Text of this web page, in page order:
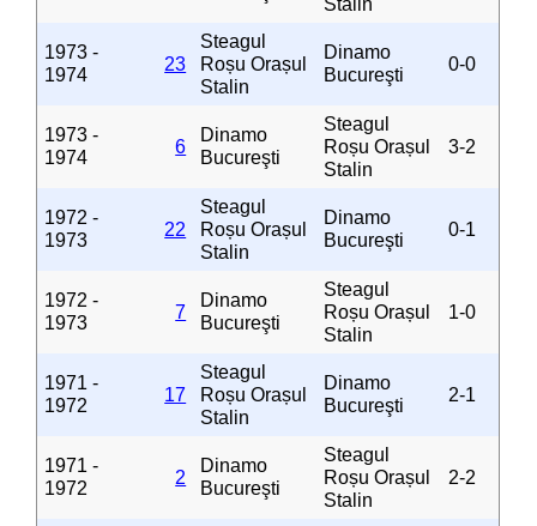
Stalin
1973 -
1974
23
Steagul
Roșu Orașul
Stalin
Dinamo
Bucureşti
0-0
1973 -
1974
6
Dinamo
Bucureşti
Steagul
Roșu Orașul
Stalin
3-2
1972 -
1973
22
Steagul
Roșu Orașul
Stalin
Dinamo
Bucureşti
0-1
1972 -
1973
7
Dinamo
Bucureşti
Steagul
Roșu Orașul
Stalin
1-0
1971 -
1972
17
Steagul
Roșu Orașul
Stalin
Dinamo
Bucureşti
2-1
1971 -
1972
2
Dinamo
Bucureşti
Steagul
Roșu Orașul
Stalin
2-2